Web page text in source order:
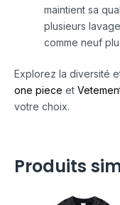
maintient sa
plusieurs
comme neuf
Explorez la diversité
one piece et
votre choix.
Produits